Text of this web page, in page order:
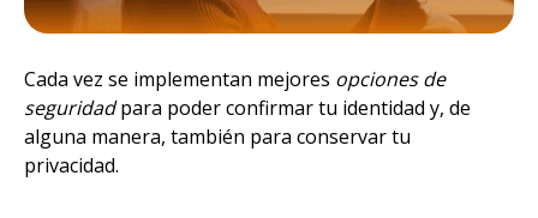
Cada vez se implementan mejores opciones de
seguridadpara poder confirmar tu identidad y, de
alguna manera, también para conservar tu
privacidad.